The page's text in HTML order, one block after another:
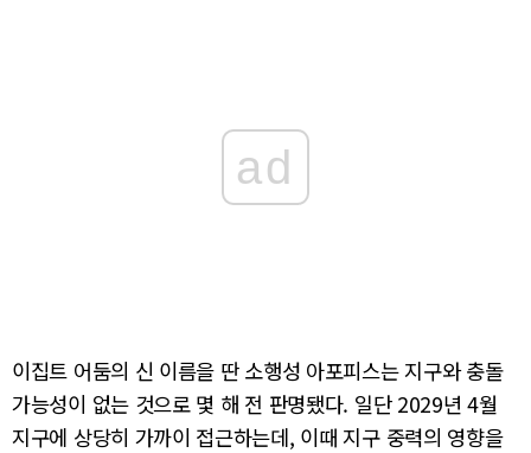
ad
이집트 어둠의 신 이름을 딴 소행성 아포피스는 지구와 충돌
가능성이 없는 것으로 몇 해 전 판명됐다. 일단 2029년 4월
지구에 상당히 가까이 접근하는데, 이때 지구 중력의 영향을